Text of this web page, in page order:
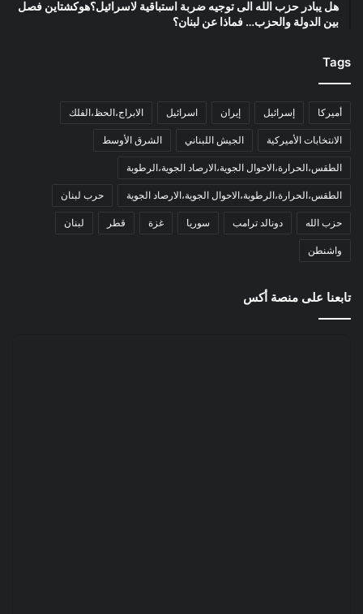
هل يبادر حزب الله الى توجيه ضربة استباقية لاسرائيل؟هوكشتاين فصل
بين الدولة والحزب… فماذا عن لبنان؟
Tags
أميركا إسرائيل إيران اسرائيل الابراج،الحظ،الفلك
الانتخابات الأميركية الجيش اللبناني الشرق الأوسط
الطقس،الحرارة،الاحوال الجوية،الارصاد الجوية،الرطوبة
الطقس،الحرارة،الرطوبة،الاحوال الجوية،الارصاد الجوية حرب لبنان
حزب الله دونالد ترامب سوريا غزة قطر لبنان
واشنطن
تابعنا على منصة أكس